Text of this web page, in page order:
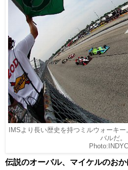
IMSより長い歴史を持つミルウォーキ
バルだ。
伝説のオーバル、マイケルのお